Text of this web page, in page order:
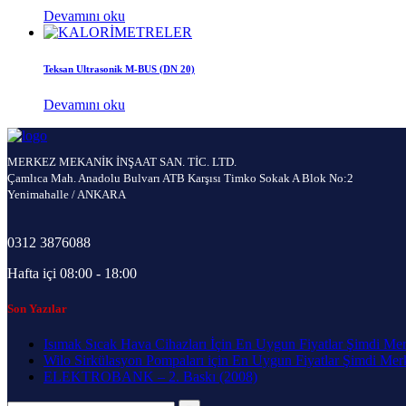
Devamını oku
Teksan Ultrasonik M-BUS (DN 20)
Devamını oku
MERKEZ MEKANİK İNŞAAT SAN. TİC. LTD.
Çamlıca Mah. Anadolu Bulvarı ATB Karşısı Timko Sokak A Blok No:2
Yenimahalle / ANKARA
0312 3876088
Hafta içi 08:00 - 18:00
Son Yazılar
Isımak Sıcak Hava Cihazları İçin En Uygun Fiyatlar Şimdi
Wilo Sirkülasyon Pompaları için En Uygun Fiyatlar Şimdi
ELEKTROBANK – 2. Baskı (2008)